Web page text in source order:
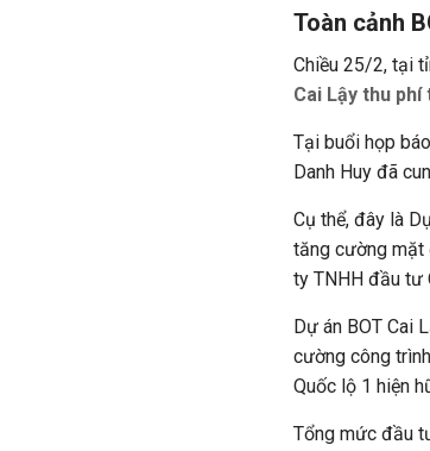
Toàn cảnh
Chiều 25/2, tại
Cai Lậy thu phí
Tại buổi họp
Danh Huy đã
Cụ thể, đây là
tăng cường mặt
ty TNHH đầu tư
Dự án BOT Cai
cường công
Quốc lộ 1 hiện
Tổng mức đầu